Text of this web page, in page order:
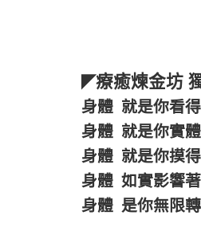
◤療癒煉金坊
身體 就是你看
身體 就是你實
身體 就是你摸
身體 如實影響
身體 是你無限